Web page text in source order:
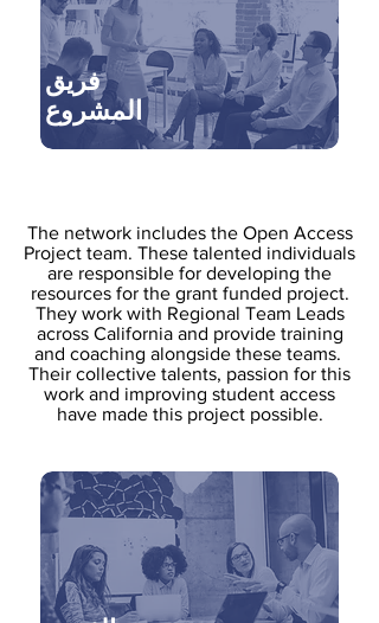
فريق
المشروع
The network includes the Open Access
Project team. These talented individuals
are responsible for developing the
resources for the grant funded project.
They work with Regional Team Leads
across California and provide training
and coaching alongside these teams.
Their collective talents, passion for this
work and improving student access
have made this project possible.